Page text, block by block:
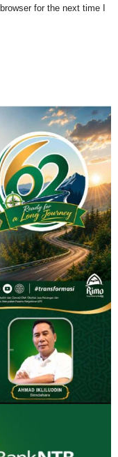
for the next time I